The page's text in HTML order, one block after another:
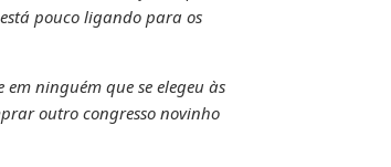
pouco ligando para os
ninguém que se elegeu às
outro congresso novinho